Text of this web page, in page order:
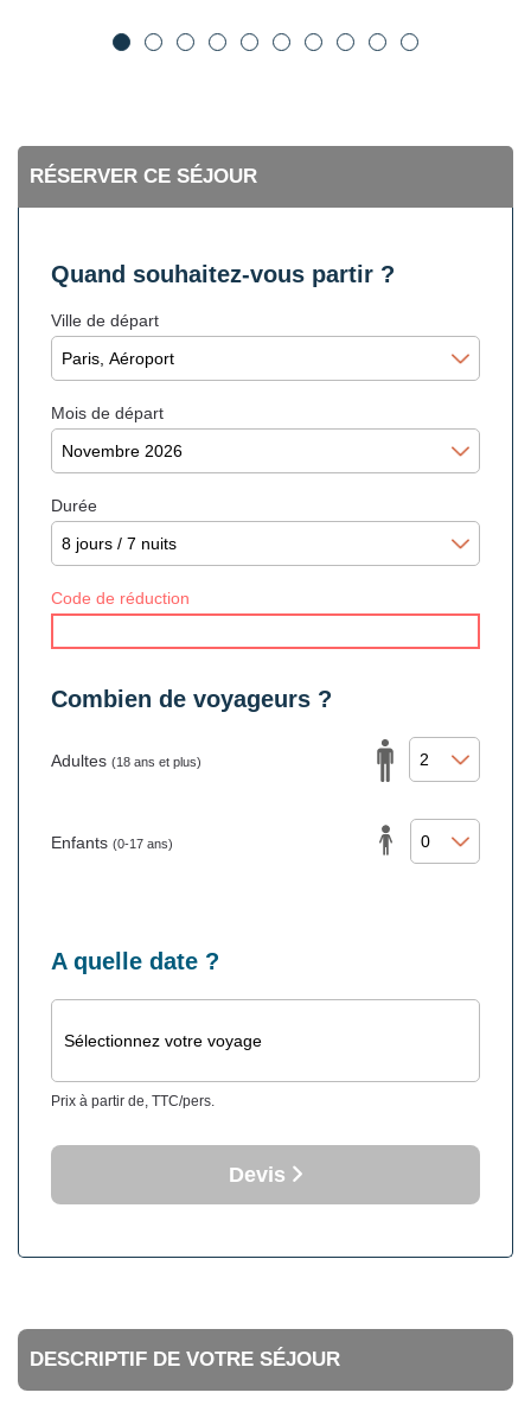
RÉSERVER CE SÉJOUR
Quand souhaitez-vous partir ?
Ville de départ
Mois de départ
Durée
Code de réduction
Combien de voyageurs ?
Adultes (18 ans et plus)
Enfants (0-17 ans)
A quelle date ?
Sélectionnez votre voyage
Prix à partir de, TTC/pers.
Devis
DESCRIPTIF DE VOTRE SÉJOUR